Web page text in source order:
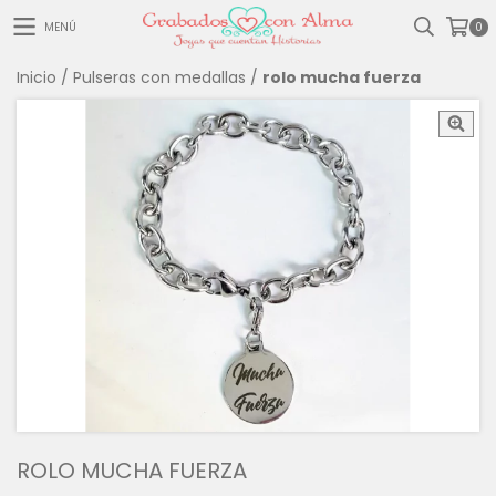
MENÚ 0
Inicio / Pulseras con medallas / rolo mucha fuerza
ROLO MUCHA FUERZA